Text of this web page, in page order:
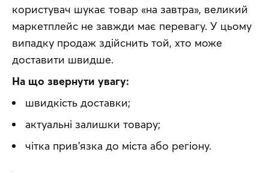
користувач шукає товар «на завтра», великий
маркетплейс не завжди має перевагу. У цьому
випадку продаж здійснить той, хто може
доставити швидше.
На що звернути увагу:
швидкість доставки;
актуальні залишки товару;
чітка прив’язка до міста або регіону.